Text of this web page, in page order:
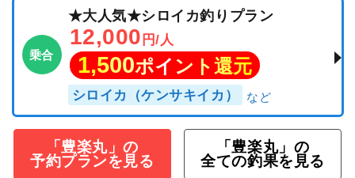
乗合
★大人気★シロイカ釣りプラン
12,000 円/人
1,500ポイント還元
シロイカ（ケンサキイカ）
「豊楽丸」の
予約プランを見る
「豊楽丸」の
全ての釣果を見る